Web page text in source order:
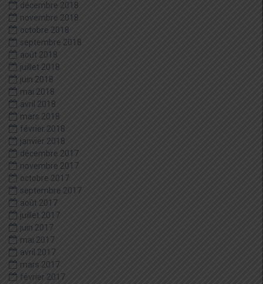
décembre 2018
novembre 2018
octobre 2018
septembre 2018
août 2018
juillet 2018
juin 2018
mai 2018
avril 2018
mars 2018
février 2018
janvier 2018
décembre 2017
novembre 2017
octobre 2017
septembre 2017
août 2017
juillet 2017
juin 2017
mai 2017
avril 2017
mars 2017
février 2017